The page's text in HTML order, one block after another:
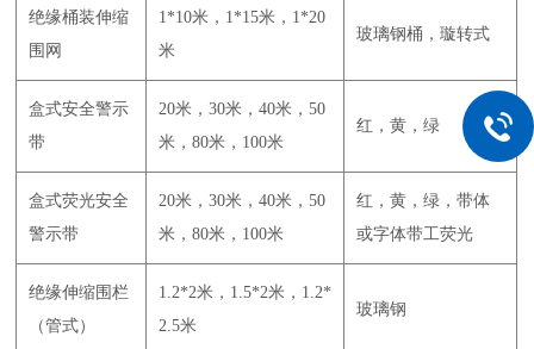
绝缘桶装伸缩
围网
1*10米，1*15米，1*20
米
玻璃钢桶，璇转式
盒式安全警示
带
20米，30米，40米，50
米，80米，100米
红，黄，绿
盒式荧光安全
警示带
20米，30米，40米，50
米，80米，100米
红，黄，绿，带体
或字体带工荧光
绝缘伸缩围栏
（管式）
1.2*2米，1.5*2米，1.2*
2.5米
玻璃钢